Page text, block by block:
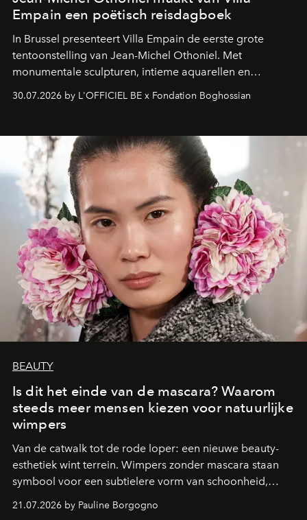
Empain een poëtisch reisdagboek
In Brussel presenteert Villa Empain de eerste grote
tentoonstelling van Jean-Michel Othoniel. Met
monumentale sculpturen, intieme aquarellen en
fonkelend Murano-glas creëert de Franse kunstenaar
een emotionele reis waarin elk werk de herinnering
moment van verwondering.
30.07.2026 by L'OFFICIEL BE x Fondation Boghossian
BEAUTY
Is dit het einde van de mascara? Waarom
steeds meer mensen kiezen voor natuurlijke
wimpers
Van de catwalk tot de rode loper: een nieuwe beauty-
esthetiek wint terrein. Wimpers zonder mascara staan
symbool voor een subtielere vorm van schoonheid,
waarin zelfvertrouwen belangrijker is dan een overvloed
aan make-up.
21.07.2026 by Pauline Borgogno